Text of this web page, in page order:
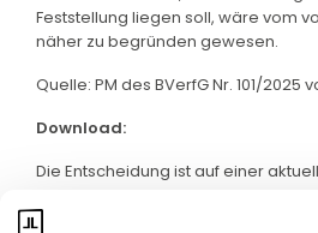
Feststellung liegen soll, wäre vom
näher zu begründen gewesen.
Quelle: PM des BVerfG Nr. 101/2025
Download:
Die Entscheidung ist auf einer